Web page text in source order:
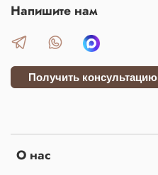
О нас
Напишите нам
Получить консультацию